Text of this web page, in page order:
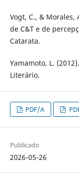
Vogt, C., & Morales,
de C&T e de
Catarata.
Yamamoto, L.
Literário.
PDF/A
Publicado
2026-05-26